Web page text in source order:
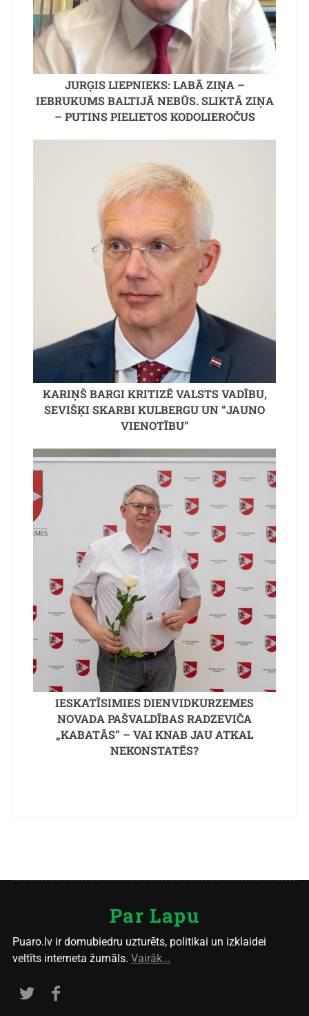
JURĢIS LIEPNIEKS: LABĀ ZIŅA –
IEBRUKUMS BALTIJĀ NEBŪS. SLIKTĀ ZIŅA
– PUTINS PIELIETOS KODOLIEROČUS
KARIŅŠ BARGI KRITIZĒ VALSTS VADĪBU,
SEVIŠĶI SKARBI KULBERGU UN “JAUNO
VIENOTĪBU”
IESKATĪSIMIES DIENVIDKURZEMES
NOVADA PAŠVALDĪBAS RADZEVIČA
„KABATĀS” – VAI KNAB JAU ATKAL
NEKONSTATĒS?
Par Lapu
Puaro.lv ir domubiedru uzturēts, politikai un izklaidei
veltīts interneta žurnāls. Vairāk...